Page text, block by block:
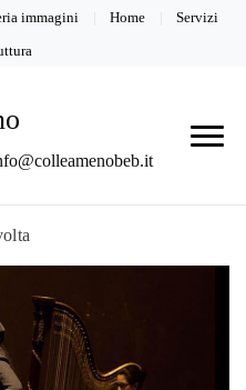
immagini Home Servizi